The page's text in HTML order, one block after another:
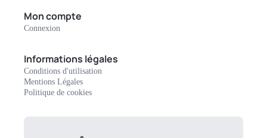
Mon compte
Connexion
Informations légales
Conditions d'utilisation
Mentions Légales
Politique de cookies